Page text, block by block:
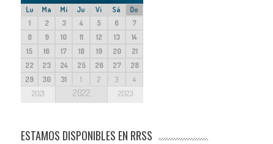
Lu Ma Mi Ju Vi Sá
Do
1
2 3 4 5 6
7
8
9 10 11 12 13
14
15
16 17 18 19 20
21
22
23 24 25 26 27
28
29
30 31 1 2 3 4
2021 2022 2023
ESTAMOS DISPONIBLES EN RRSS